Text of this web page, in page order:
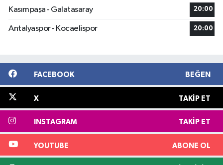
Kasımpaşa - Galatasaray 20:00
Antalyaspor - Kocaelispor 20:00
FACEBOOK BEĞEN
X TAKIP ET
INSTAGRAM TAKIP ET
YOUTUBE ABONE OL